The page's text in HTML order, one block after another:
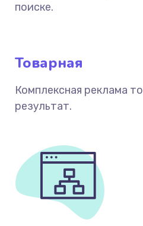
поиске.
Товарная
Комплексная реклама
результат.